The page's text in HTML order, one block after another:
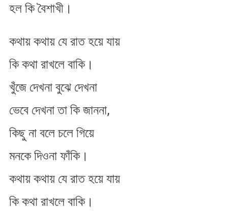
হল কি বৈশাখী।
কথায় কথায় যে রাত হয়ে যায়
কি কথা রাখলে বাকি।
খুঁজে দেখনা বুঝে দেখনা
ভেবে দেখনা তা কি জাননা,
কিছু না বলে চলে গিয়ে
মনকে দিওনা ফাঁকি।
কথায় কথায় যে রাত হয়ে যায়
কি কথা রাখলে বাকি।